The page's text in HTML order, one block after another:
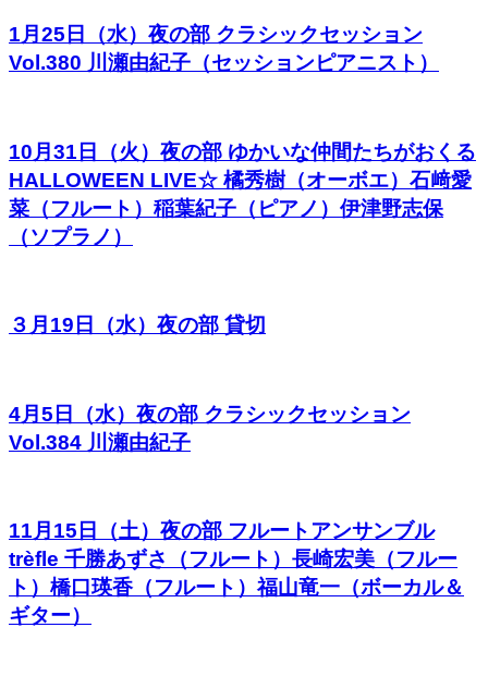
1月25日（水）夜の部 クラシックセッション
Vol.380 川瀬由紀子（セッションピアニスト）
10月31日（火）夜の部 ゆかいな仲間たちがおくる
HALLOWEEN LIVE☆ 橘秀樹（オーボエ）石﨑愛
菜（フルート）稲葉紀子（ピアノ）伊津野志保
（ソプラノ）
３月19日（水）夜の部 貸切
4月5日（水）夜の部 クラシックセッション
Vol.384 川瀬由紀子
11月15日（土）夜の部 フルートアンサンブル
trèfle 千勝あずさ（フルート）長崎宏美（フルー
ト）橋口瑛香（フルート）福山竜一（ボーカル＆
ギター）